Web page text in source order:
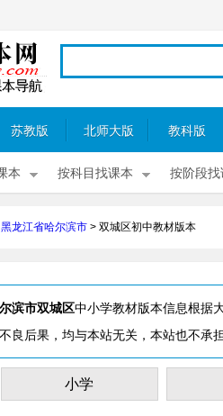
苏教版 北师大版 教科版
本 按科目找课本 按阶段找
黑龙江省哈尔滨市 > 双城区初中教材版本
滨市双城区中小学教材版本信息根据
良后果，均与本站无关，本站也不承
小学